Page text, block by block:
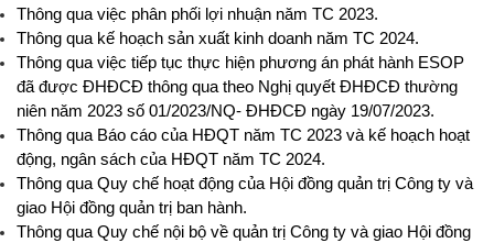
Thông qua việc phân phối lợi nhuận năm TC 2023.
Thông qua kế hoạch sản xuất kinh doanh năm TC 2024.
Thông qua việc tiếp tục thực hiện phương án phát hành ESOP
đã được ĐHĐCĐ thông qua theo Nghị quyết ĐHĐCĐ thường
niên năm 2023 số 01/2023/NQ- ĐHĐCĐ ngày 19/07/2023.
Thông qua Báo cáo của HĐQT năm TC 2023 và kế hoạch hoạt
động, ngân sách của HĐQT năm TC 2024.
Thông qua Quy chế hoạt động của Hội đồng quản trị Công ty và
giao Hội đồng quản trị ban hành.
Thông qua Quy chế nội bộ về quản trị Công ty và giao Hội đồng